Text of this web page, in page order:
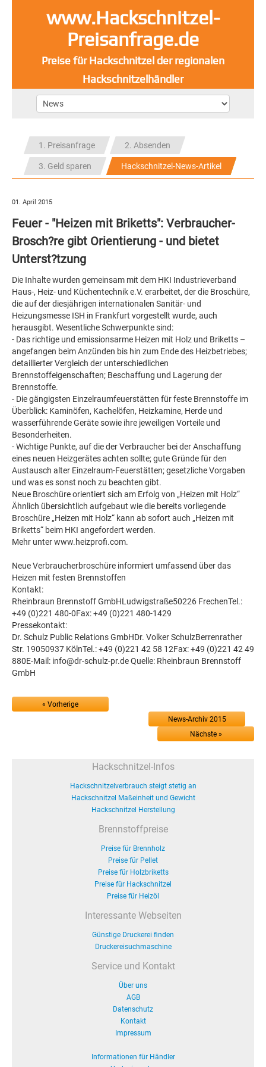
www.Hackschnitzel-
Preisanfrage.de
Preise für Hackschnitzel der regionalen
Hackschnitzelhändler
1. Preisanfrage 2. Absenden
3. Geld sparen Hackschnitzel-News-Artikel
01. April 2015
Feuer - "Heizen mit Briketts": Verbraucher-
Brosch?re gibt Orientierung - und bietet
Unterst?tzung
Die Inhalte wurden gemeinsam mit dem HKI Industrieverband
Haus-, Heiz- und Küchentechnik e.V. erarbeitet, der die Broschüre,
die auf der diesjährigen internationalen Sanitär- und
Heizungsmesse ISH in Frankfurt vorgestellt wurde, auch
herausgibt. Wesentliche Schwerpunkte sind:
- Das richtige und emissionsarme Heizen mit Holz und Briketts –
angefangen beim Anzünden bis hin zum Ende des Heizbetriebes;
detaillierter Vergleich der unterschiedlichen
Brennstoffeigenschaften; Beschaffung und Lagerung der
Brennstoffe.
- Die gängigsten Einzelraumfeuerstätten für feste Brennstoffe im
Überblick: Kaminöfen, Kachelöfen, Heizkamine, Herde und
wasserführende Geräte sowie ihre jeweiligen Vorteile und
Besonderheiten.
- Wichtige Punkte, auf die der Verbraucher bei der Anschaffung
eines neuen Heizgerätes achten sollte; gute Gründe für den
Austausch alter Einzelraum-Feuerstätten; gesetzliche Vorgaben
und was es sonst noch zu beachten gibt.
Neue Broschüre orientiert sich am Erfolg von „Heizen mit Holz“
Ähnlich übersichtlich aufgebaut wie die bereits vorliegende
Broschüre „Heizen mit Holz“ kann ab sofort auch „Heizen mit
Briketts“ beim HKI angefordert werden.
Mehr unter www.heizprofi.com.
Neue Verbraucherbroschüre informiert umfassend über das
Heizen mit festen Brennstoffen
Kontakt:
Rheinbraun Brennstoff GmbHLudwigstraße50226 FrechenTel.:
+49 (0)221 480-0Fax: +49 (0)221 480-1429
Pressekontakt:
Dr. Schulz Public Relations GmbHDr. Volker SchulzBerrenrather
Str. 19050937 KölnTel.: +49 (0)221 42 58 12Fax: +49 (0)221 42 49
880E-Mail: info@dr-schulz-pr.de Quelle: Rheinbraun Brennstoff
GmbH
« Vorherige
News-Archiv 2015
Nächste »
Hackschnitzel-Infos
Hackschnitzelverbrauch steigt stetig an
Hackschnitzel Maßeinheit und Gewicht
Hackschnitzel Herstellung
Brennstoffpreise
Preise für Brennholz
Preise für Pellet
Preise für Holzbriketts
Preise für Hackschnitzel
Preise für Heizöl
Interessante Webseiten
Günstige Druckerei finden
Druckereisuchmaschine
Service und Kontakt
Über uns
AGB
Datenschutz
Kontakt
Impressum
Informationen für Händler